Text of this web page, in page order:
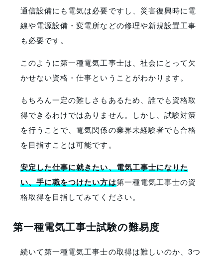
通信設備にも電気は必要ですし、災害復興時に電
線や電源設備・変電所などの修理や新規設置工事
も必要です。
このように第一種電気工事士は、社会にとって欠
かせない資格・仕事ということがわかります。
もちろん一定の難しさもあるため、誰でも資格取
得できるわけではありません。しかし、試験対策
を行うことで、電気関係の業界未経験者でも合格
を目指すことは可能です。
安定した仕事に就きたい、電気工事士になりた
い、手に職をつけたい方は第一種電気工事士の資
格取得を目指してみてください。
第一種電気工事士試験の難易度
続いて第一種電気工事士の取得は難しいのか、3つ